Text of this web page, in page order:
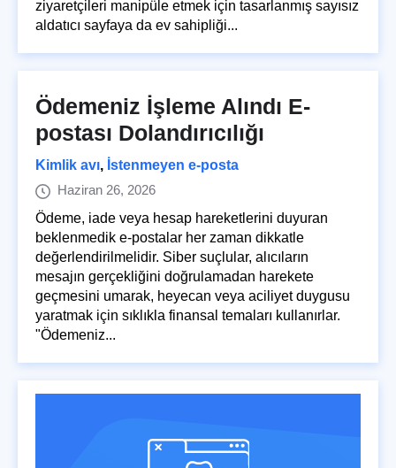
ziyaretçileri manipüle etmek için tasarlanmış sayısız
aldatıcı sayfaya da ev sahipliği...
Ödemeniz İşleme Alındı E-
postası Dolandırıcılığı
Kimlik avı, İstenmeyen e-posta
Haziran 26, 2026
Ödeme, iade veya hesap hareketlerini duyuran
beklenmedik e-postalar her zaman dikkatle
değerlendirilmelidir. Siber suçlular, alıcıların
mesajın gerçekliğini doğrulamadan harekete
geçmesini umarak, heyecan veya aciliyet duygusu
yaratmak için sıklıkla finansal temaları kullanırlar.
"Ödemeniz...